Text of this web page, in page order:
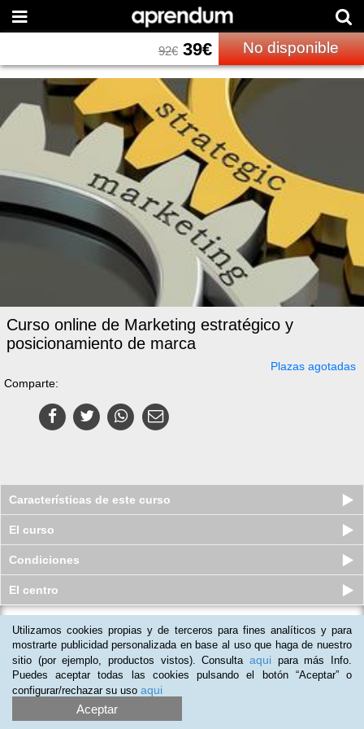
92€39€ No disponible
Curso online de Marketing estratégico y
posicionamiento de marca
Plazas agotadas
Comparte:
Características de este curso
El curso
Condiciones
El centro
Marketing en Redes Sociales e
Implantación de Negocio Electrónico
Plazas limitadas
69€69
Utilizamos cookies propias y de terceros para fines analíticos y para
mostrarte publicidad personalizada en base al uso que haga de nuestro
sitio (por ejemplo, productos vistos). Consulta aqui para más Info.
Puedes aceptar todas las cookies pulsando el botón “Aceptar” o
configurar/rechazar su uso aqui
Aceptar